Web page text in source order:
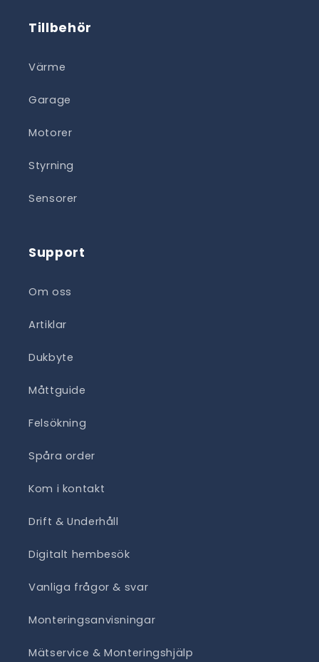
Tillbehör
Värme
Garage
Motorer
Styrning
Sensorer
Support
Om oss
Artiklar
Dukbyte
Måttguide
Felsökning
Spåra order
Kom i kontakt
Drift & Underhåll
Digitalt hembesök
Vanliga frågor & svar
Monteringsanvisningar
Mätservice & Monteringshjälp